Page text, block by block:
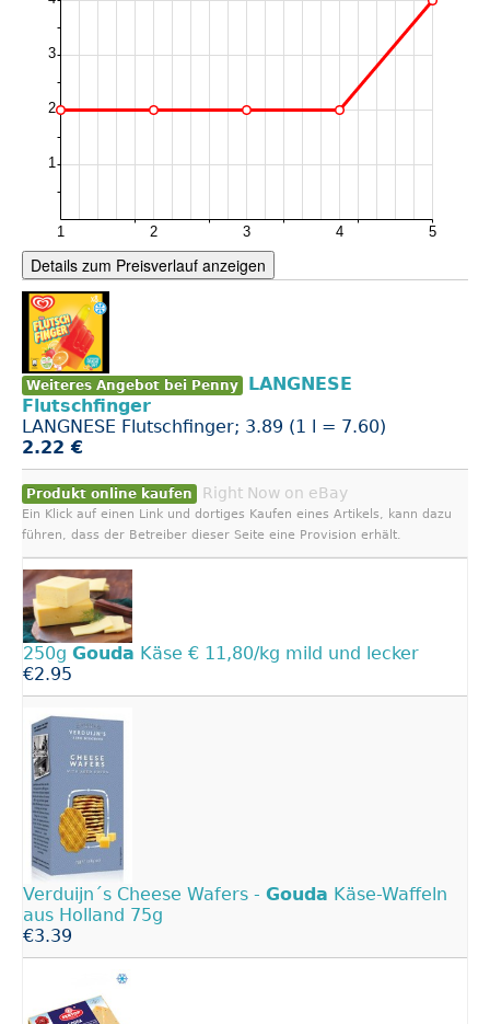
Details zum Preisverlauf anzeigen
Weiteres Angebot bei Penny
LANGNESE
Flutschfinger
LANGNESE Flutschfinger; 3.89 (1 l = 7.60)
2.22 €
Produkt online kaufen Right Now on eBay
Ein Klick auf einen Link und dortiges Kaufen eines Artikels, kann dazu
führen, dass der Betreiber dieser Seite eine Provision erhält.
250g Gouda Käse € 11,80/kg mild und lecker
€2.95
Verduijn´s Cheese Wafers - Gouda Käse-Waffeln
aus Holland 75g
€3.39